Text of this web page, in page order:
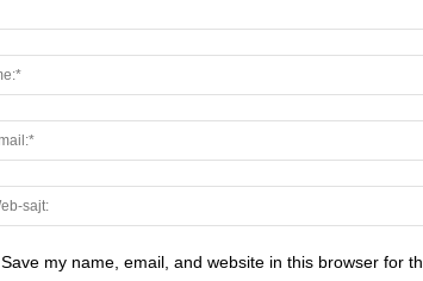
Save my name, email, and website in this browser for